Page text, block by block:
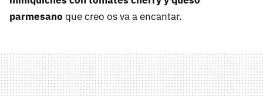
parmesano que creo os va a encantar.